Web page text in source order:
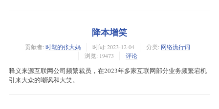
降本增笑
贡献者: 时髦的张大妈 时间: 2023-12-04 分类: 网络流行词
浏览: 19473
评论
释义来源互联网公司频繁裁员，在2023年多家互联网部分业务频繁宕机
引来大众的嘲讽和大笑。